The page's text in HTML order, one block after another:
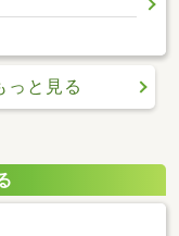
っと見る